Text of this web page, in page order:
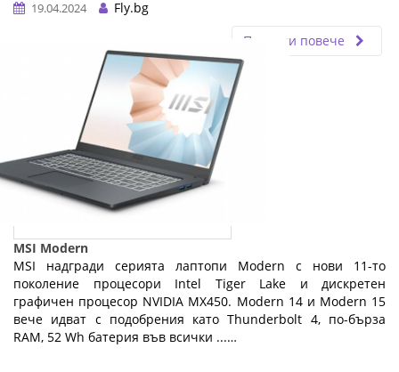
19.04.2024
Fly.bg
Прочети повече
MSI Modern
MSI надгради серията лаптопи Modern с нови 11-то
поколение процесори Intel Tiger Lake и дискретен
графичен процесор NVIDIA MX450. Modern 14 и Modern 15
вече идват с подобрения като Thunderbolt 4, по-бърза
RAM, 52 Wh батерия във всички ...…